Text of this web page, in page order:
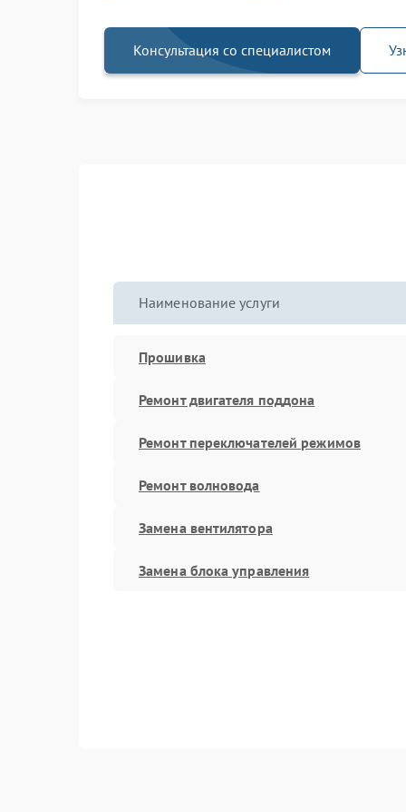
Консультация со специалистом
Наименование услуги
Прошивка
Ремонт двигателя поддона
Ремонт переключателей режимов
Ремонт волновода
Замена вентилятора
Замена блока управления